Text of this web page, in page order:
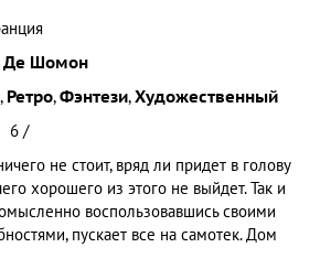
Де Шомон
, Ретро,Фэнтези,Художественный
6 /
не стоит, вряд ли придет в голову
хорошего из этого не выйдет. Так и
воспользовавшись своими
пускает все на самотек. Дом